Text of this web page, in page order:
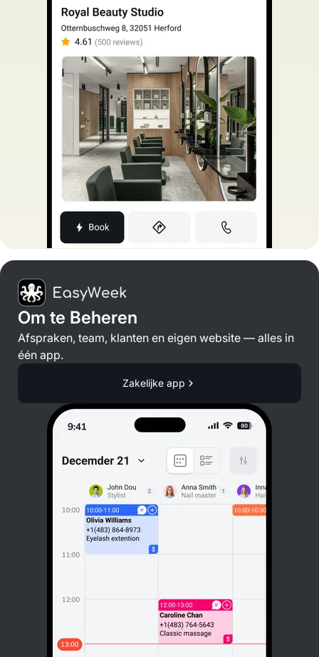
Om te Beheren
Afspraken, team, klanten en eigen website — alles in
één app.
Zakelijke app